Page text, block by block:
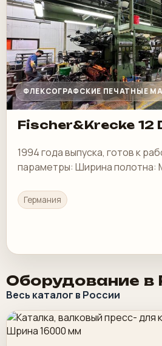
ФЛЕКСОГРАФСКИЕ ПЕЧАТНЫЕ
Fischer&Krecke 12
1994 года выпуска, готов к
параметры: Ширина полотна:
Германия
Оборудование в
Весь каталог в России